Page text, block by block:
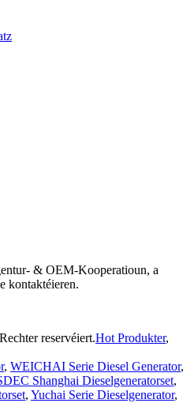
& OEM-Kooperatioun, a
kontaktéieren.
reservéiert.Hot Produkter,
, WEICHAI Serie Diesel Generator,
Shanghai Dieselgeneratorset,
, Yuchai Serie Dieselgenerator,